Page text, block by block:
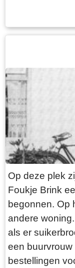
Folsgara naar
we lezen in
1787 in de
Dinsdag den
om 1 Uur, in
Finale Palm
ZATHE en
Hovinge en
Folsgare,
Pondematen
PYTTERS
Huur, te huur
Car. Guldens
111 g.gls.
Pytter Jelles
Op deze plek
Foukje Brink
begonnen. Op
andere
als er
een
bestellingen